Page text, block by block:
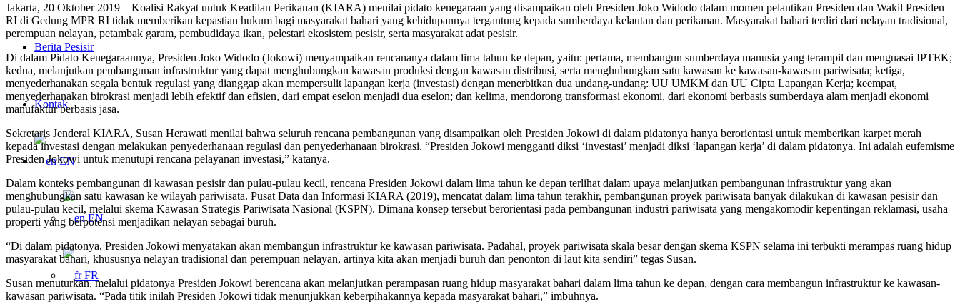
Berita Pesisir
Kontak
EN
EN
FR
Jakarta, 20 Oktober 2019 – Koalisi Rakyat untuk Keadilan Perikanan (KIARA) menilai pidato kenegaraan yang disampaikan oleh Presiden Joko Widodo dalam momen pelantikan Presiden dan Wakil Presiden
RI di Gedung MPR RI tidak memberikan kepastian hukum bagi masyarakat bahari yang kehidupannya tergantung kepada sumberdaya kelautan dan perikanan. Masyarakat bahari terdiri dari nelayan tradisional,
perempuan nelayan, petambak garam, pembudidaya ikan, pelestari ekosistem pesisir, serta masyarakat adat pesisir.
Di dalam Pidato Kenegaraannya, Presiden Joko Widodo (Jokowi) menyampaikan rencananya dalam lima tahun ke depan, yaitu: pertama, membangun sumberdaya manusia yang terampil dan menguasai IPTEK;
kedua, melanjutkan pembangunan infrastruktur yang dapat menghubungkan kawasan produksi dengan kawasan distribusi, serta menghubungkan satu kawasan ke kawasan-kawasan pariwisata; ketiga,
menyederhanakan segala bentuk regulasi yang dianggap akan mempersulit lapangan kerja (investasi) dengan menerbitkan dua undang-undang: UU UMKM dan UU Cipta Lapangan Kerja; keempat,
menyederhanakan birokrasi menjadi lebih efektif dan efisien, dari empat eselon menjadi dua eselon; dan kelima, mendorong transformasi ekonomi, dari ekonomi berbasis sumberdaya alam menjadi ekonomi
manufaktur berbasis jasa.
Sekretaris Jenderal KIARA, Susan Herawati menilai bahwa seluruh rencana pembangunan yang disampaikan oleh Presiden Jokowi di dalam pidatonya hanya berorientasi untuk memberikan karpet merah
kepada investasi dengan melakukan penyederhanaan regulasi dan penyederhanaan birokrasi. “Presiden Jokowi mengganti diksi ‘investasi’ menjadi diksi ‘lapangan kerja’ di dalam pidatonya. Ini adalah eufemisme
Presiden Jokowi untuk menutupi rencana pelayanan investasi,” katanya.
Dalam konteks pembangunan di kawasan pesisir dan pulau-pulau kecil, rencana Presiden Jokowi dalam lima tahun ke depan terlihat dalam upaya melanjutkan pembangunan infrastruktur yang akan
menghubungkan satu kawasan ke wilayah pariwisata. Pusat Data dan Informasi KIARA (2019), mencatat dalam lima tahun terakhir, pembangunan proyek pariwisata banyak dilakukan di kawasan pesisir dan
pulau-pulau kecil, melalui skema Kawasan Strategis Pariwisata Nasional (KSPN). Dimana konsep tersebut berorientasi pada pembangunan industri pariwisata yang mengakomodir kepentingan reklamasi, usaha
properti yang berpotensi menjadikan nelayan sebagai buruh.
“Di dalam pidatonya, Presiden Jokowi menyatakan akan membangun infrastruktur ke kawasan pariwisata. Padahal, proyek pariwisata skala besar dengan skema KSPN selama ini terbukti merampas ruang hidup
masyarakat bahari, khususnya nelayan tradisional dan perempuan nelayan, artinya kita akan menjadi buruh dan penonton di laut kita sendiri” tegas Susan.
Susan menuturkan, melalui pidatonya Presiden Jokowi berencana akan melanjutkan perampasan ruang hidup masyarakat bahari dalam lima tahun ke depan, dengan cara membangun infrastruktur ke kawasan-
kawasan pariwisata. “Pada titik inilah Presiden Jokowi tidak menunjukkan keberpihakannya kepada masyarakat bahari,” imbuhnya.